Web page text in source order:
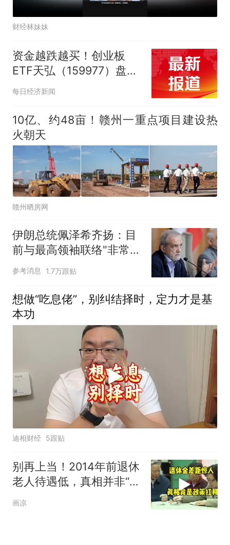
财经林妹妹
资金越跌越买！创业板
ETF天弘（159977）盘中
净申购达1800万份为深市
入超10亿元
每日经济新闻
10亿、约48亩！赣州一重点项目建设热
火朝天
赣州晒房网
伊朗总统佩泽希齐扬：目
前与最高领袖联络"非常困
难"
参考消息 1.7万跟贴
想做“吃息佬”，别纠结择时，定力才是基
本功
迪相财经 5跟贴
别再上当！2014年前退休
老人待遇低，真相并非“历
史原因”
画凉